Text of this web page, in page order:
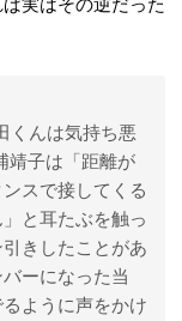
くんは気持ち悪
靖子は「距離が
スで接してくる
と耳たぶを触っ
きしたことがあ
ーになった当
ように声をかけ